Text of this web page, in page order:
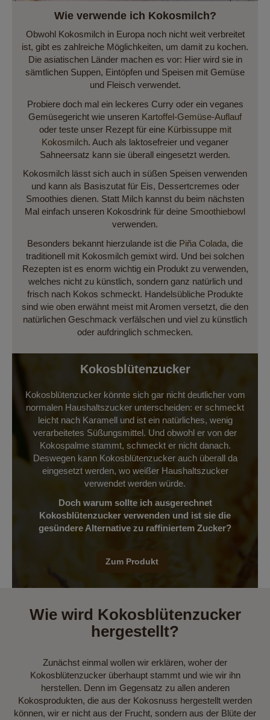
Wie verwende ich Kokosmilch?
Obwohl Kokosmilch in Europa noch nicht weit verbreitet
ist, gibt es zahlreiche Möglichkeiten, um damit zu kochen.
Die asiatischen Länder machen es vor: Hier wird sie in
sämtlichen Suppen, Eintöpfen und Speisen mit Gemüse
und Fleisch verwendet.
Probiere doch mal ein leckeres Curry oder ein veganes
Gemüsegericht wie unseren Kartoffel-Gemüse-Auflauf
oder teste unser Rezept für eine Kürbissuppe mit
Kokosmilch. Auch als laktosefreier und veganer
Sahneersatz kann sie überall eingesetzt werden.
Kokosmilch lässt sich auch in süßen Speisen verwenden
und kann als Basiszutat für Eis, Dessertcremes oder
Smoothies dienen. Statt Milch kannst du beim nächsten
Mal einfach unseren Kokosdrink für deine Smoothiebowl
verwenden.
Besonders bekannt hierzulande ist die Piña Colada, die
traditionell mit Kokosmilch gemixt wird. Und bei solchen
Rezepten ist es enorm wichtig ein Produkt zu verwenden,
welches nicht zu künstlich, sondern ganz natürlich und
frisch nach Kokos schmeckt. Handelsübliche Produkte
sind wie oben erwähnt meist mit Aromen versetzt, die den
natürlichen Geschmack verfälschen und viel zu künstlich
oder aufdringlich schmecken.
Kokosblütenzucker
Kokosblütenzucker könnte sich gar nicht deutlicher vom
normalen Haushaltszucker unterscheiden: er schmeckt
leicht nach Karamell und ist ein natürliches, wenig
verarbeitetes Süßungsmittel. Und obwohl er von der
Kokospalme stammt, schmeckt er nicht danach.
Deswegen kann Kokosblütenzucker auch überall da
eingesetzt werden, wo weißer Haushaltszucker
verwendet werden würde.
Doch warum sollte ich ausgerechnet
Kokosblütenzucker verwenden und ist sie die
gesündere Alternative zu raffiniertem Zucker?
Zum Produkt
Wie wird Kokosblütenzucker
hergestellt?
Zunächst einmal wollen wir erklären, woher der
Kokosblütenzucker überhaupt stammt und wie wir ihn
herstellen. Denn im Gegensatz zu allen anderen
Kokosprodukten, die aus der Kokosnuss hergestellt werden
können, wir er nicht aus der Frucht, sondern aus der Blüte der